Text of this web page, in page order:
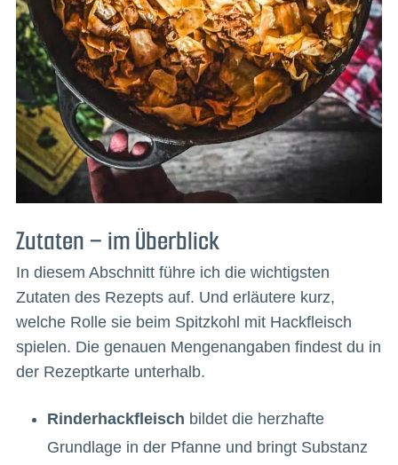
Zutaten – im Überblick
In diesem Abschnitt führe ich die wichtigsten
Zutaten des Rezepts auf. Und erläutere kurz,
welche Rolle sie beim Spitzkohl mit Hackfleisch
spielen. Die genauen Mengenangaben findest du in
der Rezeptkarte unterhalb.
Rinderhackfleisch bildet die herzhafte
Grundlage in der Pfanne und bringt Substanz